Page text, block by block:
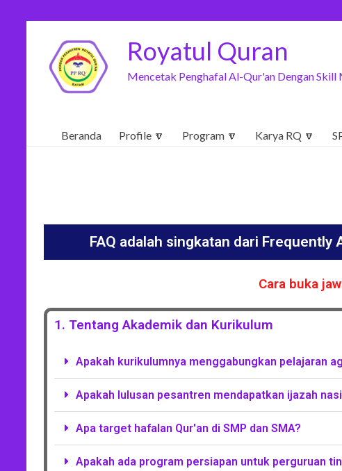
Royatul Quran
Mencetak Penghafal Al-Qur'an Dengan Skill
Beranda Profile 🔽 Program 🔽 Karya RQ 🔽
FAQ adalah singkatan dari
Cara buka
1. Tentang Akademik dan Kurikulum
Apakah kurikulumnya menggabungkan pelajaran
Apakah lulusan pesantren mendapatkan ijazah
Apa target hafalan Qur'an di SMP dan SMA?
Apakah ada program persiapan untuk perguruan